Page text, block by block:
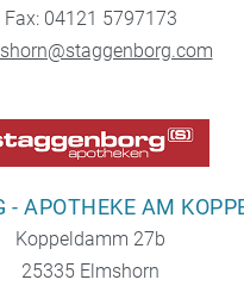
Fax: 04121 5797173
- APOTHEKE AM
Koppeldamm 27b
25335 Elmshorn